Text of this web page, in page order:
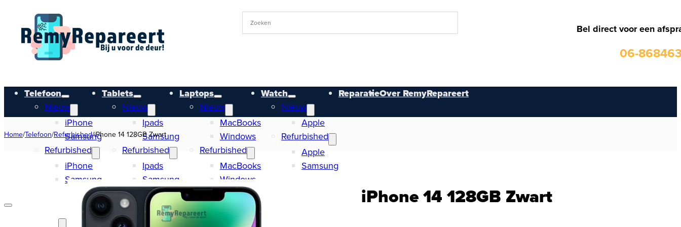
Bel direct voor een
06-
Telefoon
Nieuw
iPhone
Samsung
Refurbished
iPhone
Samsung
Tablets
Nieuw
Ipads
Samsung
Refurbished
Ipads
Samsung
Laptops
Nieuw
MacBooks
Windows
Refurbished
MacBooks
Windows
Watch
Nieuw
Apple
Refurbished
Apple
Samsung
ReparatieOver RemyRepareert
Home/Telefoon/Refurbished/iPhone 14 128GB Zwart
iPhone 14 128GB Zwart